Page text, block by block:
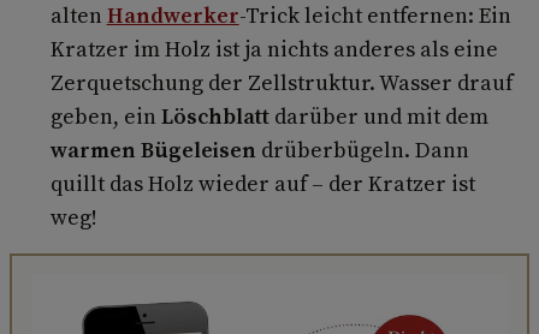
alten Handwerker-Trick leicht entfernen: Ein
Kratzer im Holz ist ja nichts anderes als eine
Zerquetschung der Zellstruktur. Wasser drauf
geben, ein Löschblattdarüber und mit dem
warmen Bügeleisen drüberbügeln. Dann
quillt das Holz wieder auf – der Kratzer ist
weg!